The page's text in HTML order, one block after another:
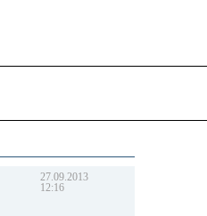
27.09.2013
12:16